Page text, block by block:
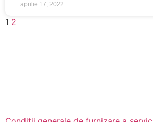
aprilie 17, 2022
1 2